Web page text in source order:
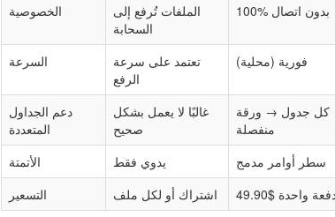
الخصوصية
الملفات تُرفع إلى
السحابة
100% بدون اتصال
السرعة
تعتمد على سرعة
الرفع
فورية (محلية)
دعم الجداول
المتعددة
غالبًا لا يعمل بشكل
صحيح
كل جدول → ورقة
منفصلة
الأتمتة
يدوي فقط
سطر أوامر مدمج
التسعير
اشتراك أو لكل ملف واحدة $49.90